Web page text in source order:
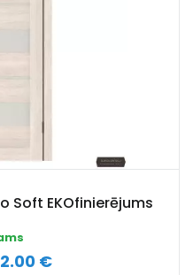
Soft EKOfinierējums
€